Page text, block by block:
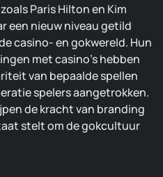
Paris Hilton en Kim
een nieuw niveau getild
casino- en gokwereld. Hun
met casino’s hebben
van bepaalde spellen
spelers aangetrokken.
de kracht van branding
stelt om de gokcultuur